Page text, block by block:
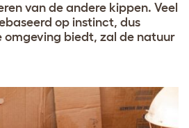
van de andere kippen. Veel
op instinct, dus
omgeving biedt, zal de natuur